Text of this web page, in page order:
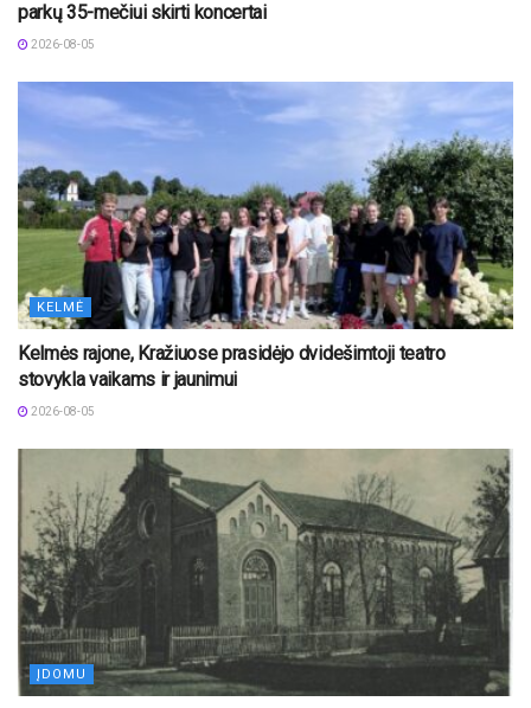
parkų 35-mečiui skirti koncertai
2026-08-05
KELMĖ
Kelmės rajone, Kražiuose prasidėjo dvidešimtoji teatro
stovykla vaikams ir jaunimui
2026-08-05
ĮDOMU